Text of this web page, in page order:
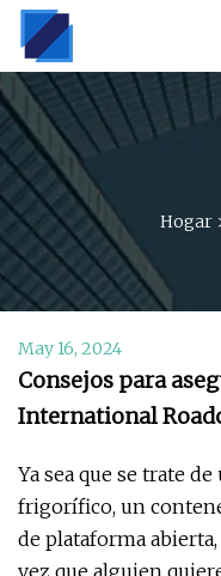
Hogar
May 16, 2024
Consejos para
International
Ya sea que se trate
frigorífico, un
de plataforma
vez que alguien